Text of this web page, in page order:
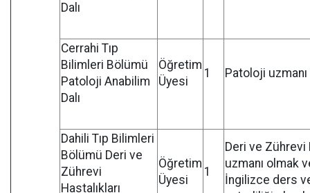
Dalı
Cerrahi Tıp
Bilimleri Bölümü
Patoloji Anabilim
Dalı
Öğretim
Üyesi
1 Patoloji
Dahili Tıp Bilimleri
Bölümü Deri ve
Zührevi
Hastalıkları
Öğretim
Üyesi
1
Deri ve Zührevi
uzmanı olmak
İngilizce ders